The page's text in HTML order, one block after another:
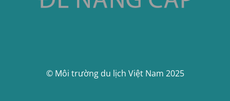
© Môi trường du lịch Việt Nam 2025